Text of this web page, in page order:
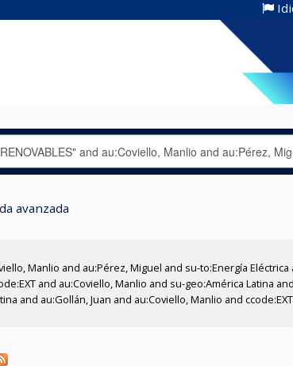
avanzada
Manlio and au:Pérez, Miguel and su-to:Energía
and au:Coviello, Manlio and su-geo:América Latina
and au:Gollán, Juan and au:Coviello, Manlio and